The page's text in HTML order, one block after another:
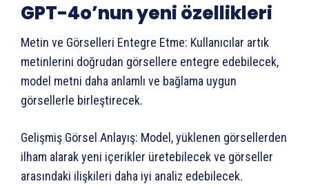
GPT-4o’nun yeni özellikleri
Metin ve Görselleri Entegre Etme: Kullanıcılar artık
metinlerini doğrudan görsellere entegre edebilecek,
model metni daha anlamlı ve bağlama uygun
görsellerle birleştirecek.
Gelişmiş Görsel Anlayış: Model, yüklenen görsellerden
ilham alarak yeni içerikler üretebilecek ve görseller
arasındaki ilişkileri daha iyi analiz edebilecek.